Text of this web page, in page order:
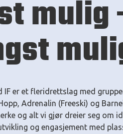
mulig
IF er et fleridrettslag med
Adrenalin (Freeski) og
og alt vi gjør dreier seg om
og engasjement med